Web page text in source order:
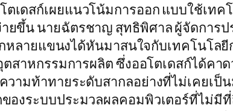
ตเดสก์เผยแนวโน้มการออก แบบใช้เทค
ขึ้น นายฉัตรชาญ สุทธิพิศาล ผู้จัดการป
หลายแขนงได้หันมาสนใจกับเทคโนโล
าหกรรมการผลิต ซึ่งออโตเดสก์ได้คา
ามท้าทายระดับสากลอย่างที่ไม่เคยเป็
งระบบประมวลผลคอมพิวเตอร์ที่ไม่มี